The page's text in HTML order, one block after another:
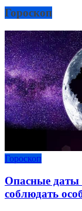
Гороскоп
Гороскоп
Опасные даты
соблюдать